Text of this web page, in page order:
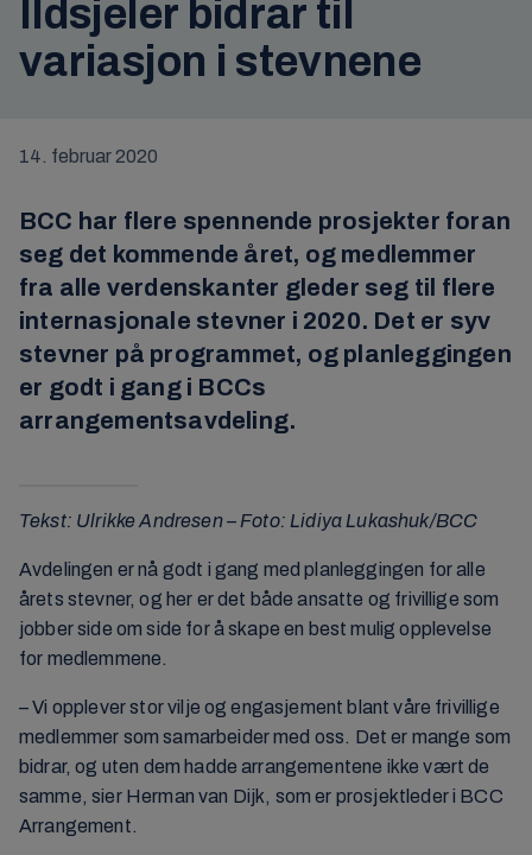
Ildsjeler bidrar til
variasjon i stevnene
14. februar 2020
BCC har flere spennende prosjekter foran
seg det kommende året, og medlemmer
fra alle verdenskanter gleder seg til flere
internasjonale stevner i 2020. Det er syv
stevner på programmet, og planleggingen
er godt i gang i BCCs
arrangementsavdeling.
Tekst: Ulrikke Andresen – Foto: Lidiya Lukashuk/BCC
Avdelingen er nå godt i gang med planleggingen for alle
årets stevner, og her er det både ansatte og frivillige som
jobber side om side for å skape en best mulig opplevelse
for medlemmene.
– Vi opplever stor vilje og engasjement blant våre frivillige
medlemmer som samarbeider med oss. Det er mange som
bidrar, og uten dem hadde arrangementene ikke vært de
samme, sier Herman van Dijk, som er prosjektleder i BCC
Arrangement.